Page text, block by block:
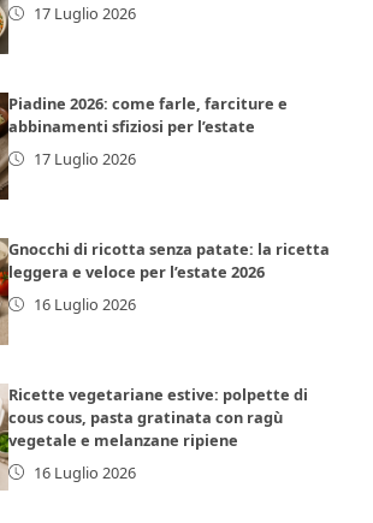
17 Luglio 2026
Piadine 2026: come farle, farciture e
abbinamenti sfiziosi per l’estate
17 Luglio 2026
Gnocchi di ricotta senza patate: la ricetta
leggera e veloce per l’estate 2026
16 Luglio 2026
Ricette vegetariane estive: polpette di
cous cous, pasta gratinata con ragù
vegetale e melanzane ripiene
16 Luglio 2026